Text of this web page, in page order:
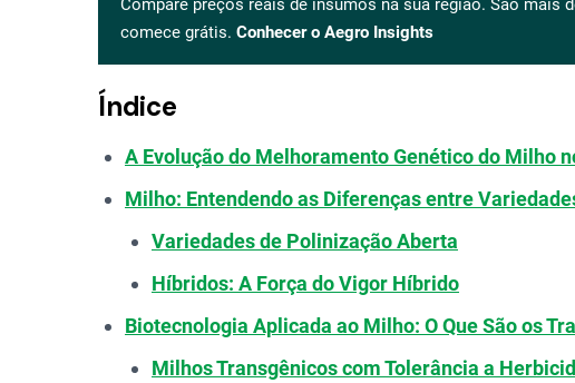
Compare preços reais de insumos na sua região. São mais
comece grátis. Conhecer o Aegro Insights
Índice
A Evolução do Melhoramento Genético do Milho
Milho: Entendendo as Diferenças entre
Variedades de Polinização Aberta
Híbridos: A Força do Vigor Híbrido
Biotecnologia Aplicada ao Milho: O Que São os
Milhos Transgênicos com Tolerância a